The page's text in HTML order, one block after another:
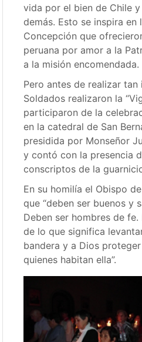
vida por el bien de Chile
demás. Esto se inspira en
Concepción que
peruana por amor a la
a la misión encomendada.
Pero antes de realizar
Soldados realizaron la
participaron de la
en la catedral de San
presidida por Monseñor
y contó con la presencia
conscriptos de la
En su homilía el Obispo
que “deben ser buenos y
Deben ser hombres de
de lo que significa
bandera y a Dios
quienes habitan ella”.